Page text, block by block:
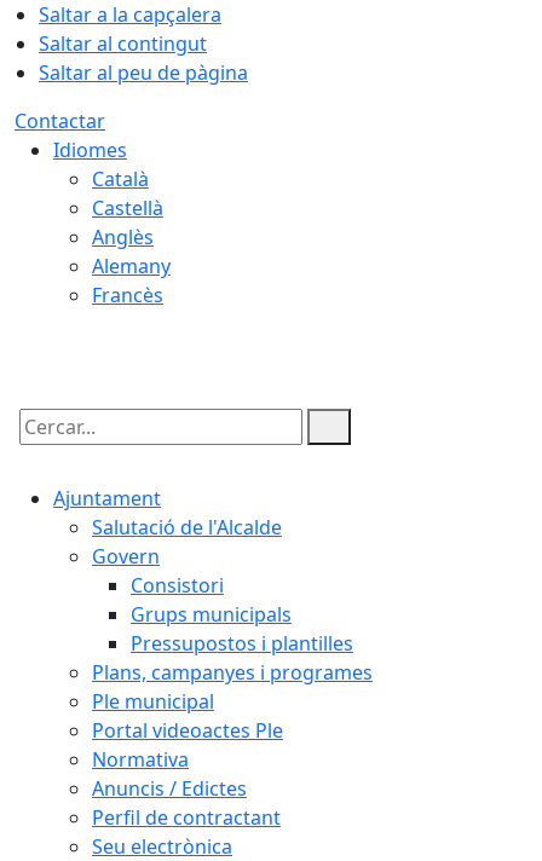
Saltar a la capçalera
Saltar al contingut
Saltar al peu de pàgina
Contactar
Idiomes
Català
Castellà
Anglès
Alemany
Francès
Cercar:
Ajuntament
Salutació de l'Alcalde
Govern
Consistori
Grups municipals
Pressupostos i plantilles
Plans, campanyes i programes
Ple municipal
Portal videoactes Ple
Normativa
Anuncis / Edictes
Perfil de contractant
Seu electrònica